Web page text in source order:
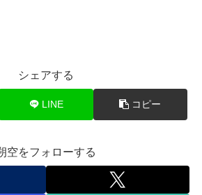
シェアする
LINE コピー
空をフォローする